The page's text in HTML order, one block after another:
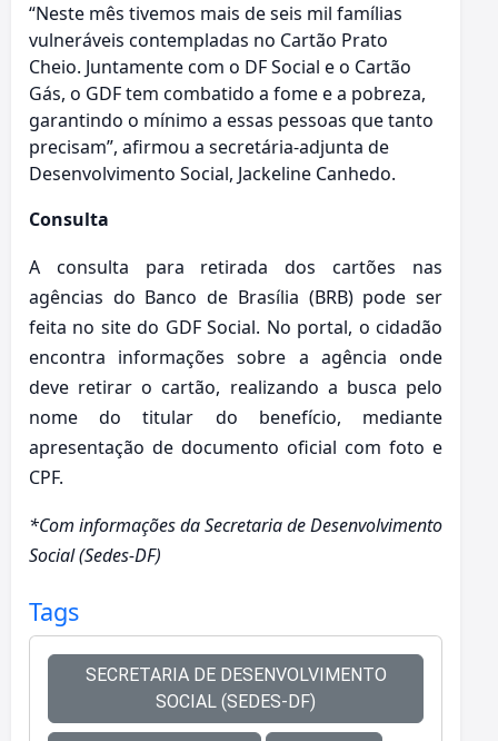
“Neste mês tivemos mais de seis mil famílias
vulneráveis contempladas no Cartão Prato
Cheio. Juntamente com o DF Social e o Cartão
Gás, o GDF tem combatido a fome e a pobreza,
garantindo o mínimo a essas pessoas que tanto
precisam”, afirmou a secretária-adjunta de
Desenvolvimento Social, Jackeline Canhedo.
Consulta
A consulta para retirada dos cartões nas
agências do Banco de Brasília (BRB) pode ser
feita no site do GDF Social. No portal, o cidadão
encontra informações sobre a agência onde
deve retirar o cartão, realizando a busca pelo
nome do titular do benefício, mediante
apresentação de documento oficial com foto e
CPF.
*Com informações da Secretaria de Desenvolvimento
Social (Sedes-DF)
Tags
SECRETARIA DE DESENVOLVIMENTO
SOCIAL (SEDES-DF)